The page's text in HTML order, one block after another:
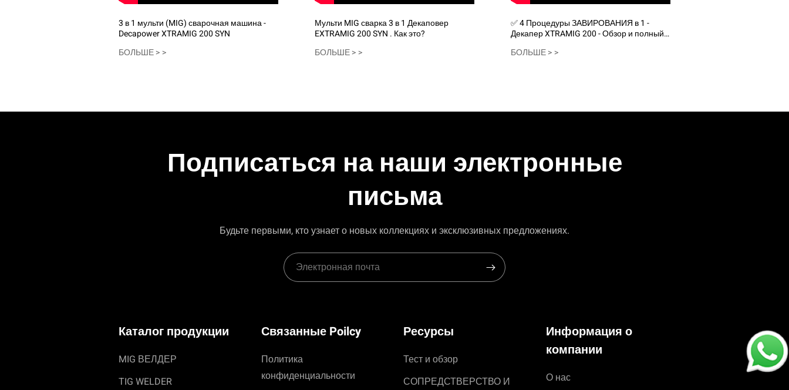
3 в 1 мульти (MIG) сварочная машина -
Decapower XTRAMIG 200 SYN
БОЛЬШЕ > >
Мульти MIG сварка 3 в 1 Декаповер
EXTRAMIG 200 SYN . Как это?
БОЛЬШЕ > >
✅ 4 Процедуры ЗАВИРОВАНИЯ в 1 -
Декапер XTRAMIG 200 - Обзор и полный
БОЛЬШЕ > >
Подписаться на наши электронные
письма
Будьте первыми, кто узнает о новых коллекциях и эксклюзивных предложениях.
Каталог продукции
MIG ВЕЛДЕР
TIG WELDER
Связанные Poilcy
Политика
конфиденциальности
Ресурсы
Тест и обзор
СОПРЕДСТВЕРСТВО И
Информация о
компании
О нас